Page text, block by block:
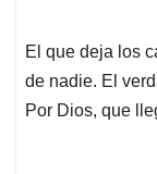
El que deja los
de nadie. El
Por Dios, que